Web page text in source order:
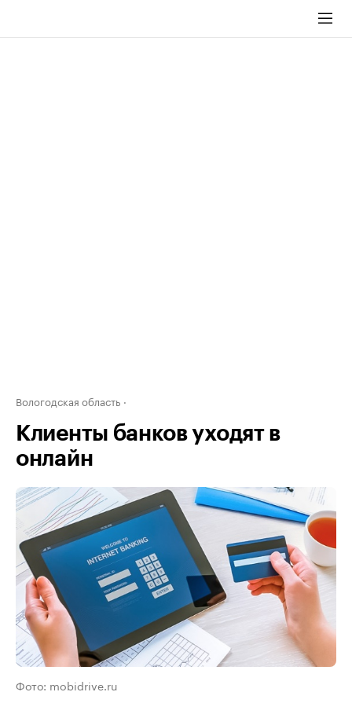
Вологодская область
Клиенты банков уходят в
онлайн
Фото: mobidrive.ru